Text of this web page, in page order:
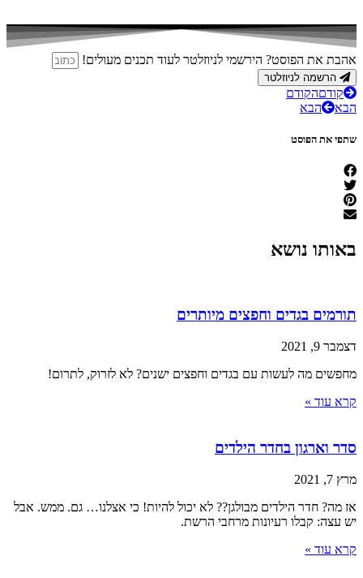
אהבת את הפוסט? הירשמי לניוזלטר לעוד תכנים מעולים!
הרשמה לניוזלטר
קודםהקודם
הבא
הבא
שתפי את הפוסט
באותו נושא
תורמים בגדים וחפצים מיותרים
דצמבר 9, 2021
מחפשים מה לעשות עם בגדים וחפצים ישנים? לא לזרוק, לתרום!
קרא עוד »
סדר וארגון בחדר הילדים
מרץ 7, 2021
אז מה? חדר הילדים מבולגן?? לא יכול להיות! כי אצלנו… גם. ממש. אבל
יש עצה: קבלו רעיונות מרחבי הרשת.
קרא עוד »